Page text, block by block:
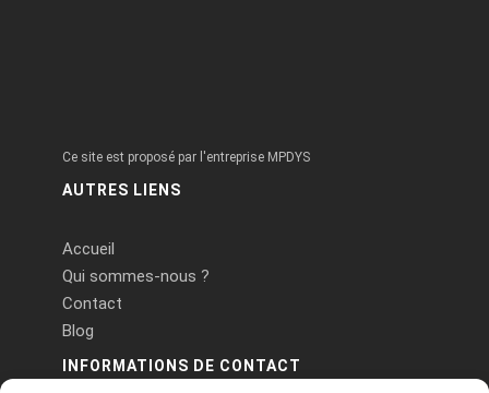
Ce site est proposé par l'entreprise MPDYS
AUTRES LIENS
Accueil
Qui sommes-nous ?
Contact
Blog
INFORMATIONS DE CONTACT